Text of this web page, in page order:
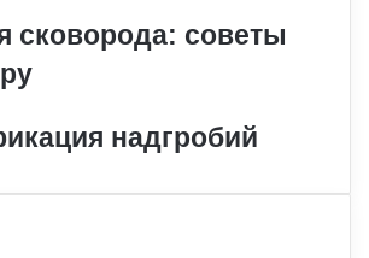
сковорода: советы
надгробий